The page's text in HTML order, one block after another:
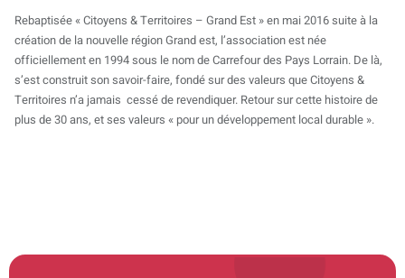
Rebaptisée « Citoyens & Territoires – Grand Est » en mai 2016 suite à la
création de la nouvelle région Grand est, l’association est née
officiellement en 1994 sous le nom de Carrefour des Pays Lorrain. De là,
s’est construit son savoir-faire, fondé sur des valeurs que Citoyens &
Territoires n’a jamais cessé de revendiquer. Retour sur cette histoire de
plus de 30 ans, et ses valeurs « pour un développement local durable ».